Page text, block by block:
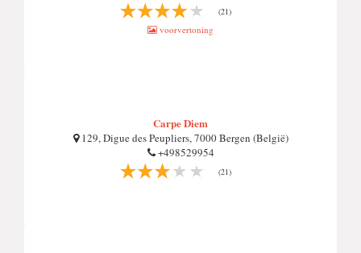
(21)
voorvertoning
Carpe Diem
129, Digue des Peupliers, 7000 Bergen (België)
+498529954
(21)